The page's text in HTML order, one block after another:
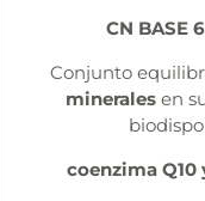
CN BASE
Conjunto
minerales en
coenzima